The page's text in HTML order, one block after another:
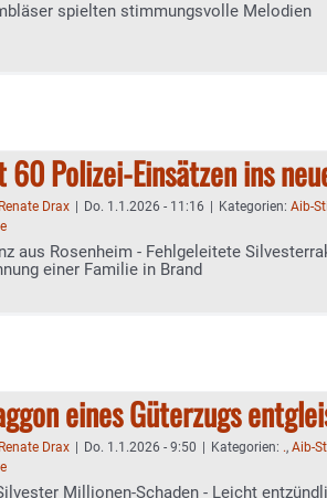
spielten stimmungsvolle Melodien
60 Polizei-Einsätzen ins
Renate Drax Do. 1.1.2026 - 11:16 Kategorien: Aib-
aus Rosenheim - Fehlgeleitete
einer Familie in Brand
eines Güterzugs
Renate Drax Do. 1.1.2026 - 9:50 Kategorien: ., Aib-
Millionen-Schaden - Leicht